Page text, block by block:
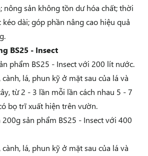
nông sản không tồn dư hóa chất; thời
dài; góp phần nâng cao hiệu quả
BS25 - Insect
phẩm BS25 - Insect với 200 lít nước.
lá, phun kỹ ở mặt sau của lá và
từ 2 - 3 lần mỗi lần cách nhau 5 - 7
bọ trĩ xuất hiện trên vườn.
200g sản phẩm BS25 - Insectvới 400
lá, phun kỹ ở mặt sau của lá và